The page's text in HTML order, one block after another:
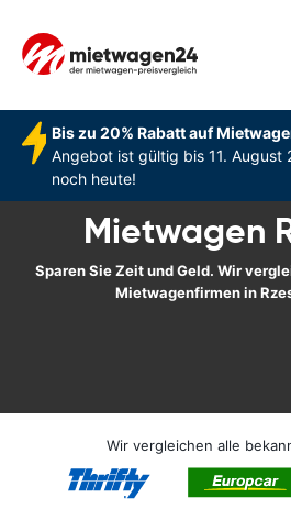
Bis zu 20% Rabatt auf
Angebot ist gültig bis 11. August
noch heute!
Mietwagen
Sparen Sie Zeit und Geld. Wir
Mietwagenfirmen in
Wir vergleichen alle